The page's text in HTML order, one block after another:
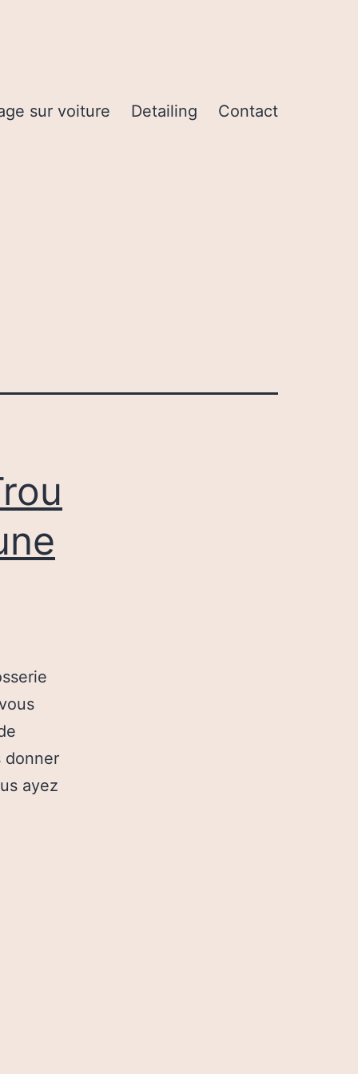
sur voiture Detailing Contact
donner
ayez